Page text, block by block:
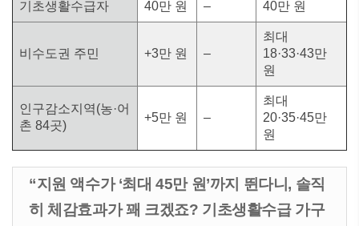
기초생활수급자 40만 원 – 40만 원
비수도권 주민 +3만 원 –
최대
18·33·43만
원
인구감소지역(농·어
촌 84곳)
+5만 원 –
최대
20·35·45만
원
“지원 액수가 ‘최대 45만 원’까지 뛴다니, 솔직
히 체감효과가 꽤 크겠죠? 기초생활수급 가구